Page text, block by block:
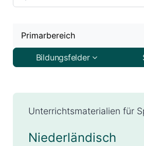
Unterrichtsmaterialien für
Niederländisch
Primarbereich
Bildungsfelder